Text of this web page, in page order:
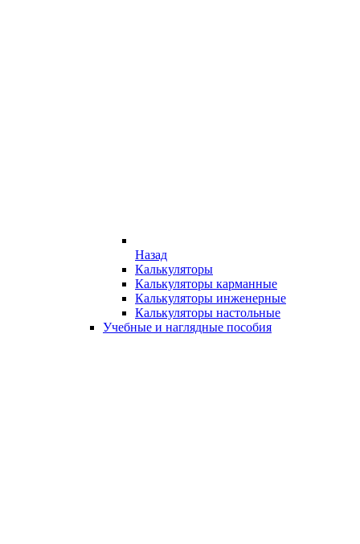
Назад
Калькуляторы
Калькуляторы карманные
Калькуляторы инженерные
Калькуляторы настольные
Учебные и наглядные пособия